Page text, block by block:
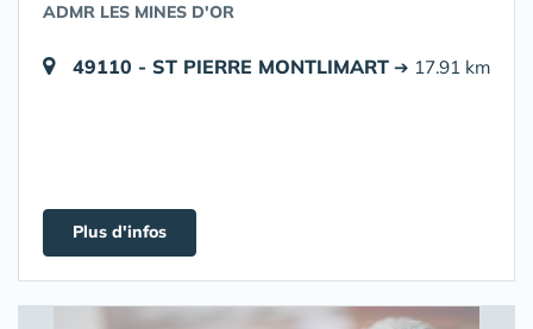
ADMR LES MINES D'OR
49110 - ST PIERRE MONTLIMART ➔ 17.91 km
Plus d'infos